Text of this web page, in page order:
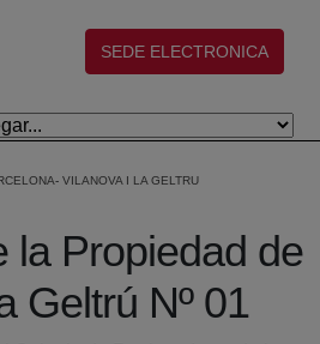
(abre en nueva ventana)
SEDE ELECTRONICA
VILANOVA I LA GELTRU
la Propiedad de
Geltrú Nº 01